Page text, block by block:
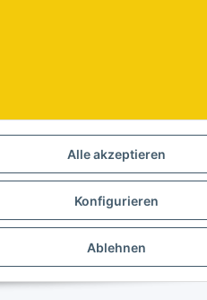
Powered by
Alle akzeptieren
Konfigurieren
Ablehnen